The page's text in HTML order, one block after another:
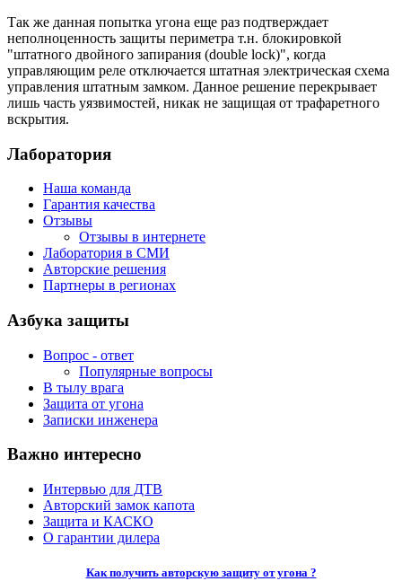
Так же данная попытка угона еще раз подтверждает
неполноценность защиты периметра т.н. блокировкой
"штатного двойного запирания (double lock)", когда
управляющим реле отключается штатная электрическая схема
управления штатным замком. Данное решение перекрывает
лишь часть уязвимостей, никак не защищая от трафаретного
вскрытия.
Лаборатория
Наша команда
Гарантия качества
Отзывы
Отзывы в интернете
Лаборатория в СМИ
Авторские решения
Партнеры в регионах
Азбука защиты
Вопрос - ответ
Популярные вопросы
В тылу врага
Защита от угона
Записки инженера
Важно интересно
Интервью для ДТВ
Авторский замок капота
Защита и КАСКО
О гарантии дилера
Как получить авторскую защиту от угона ?